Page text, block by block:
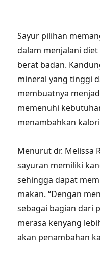
Sayur pilihan
dalam menjalani
berat badan.
mineral yang tinggi
membuatnya
memenuhi
menambahkan
Menurut dr. Melissa
sayuran memiliki
sehingga dapat
makan. “Dengan
sebagai bagian dari
merasa kenyang
akan penambahan